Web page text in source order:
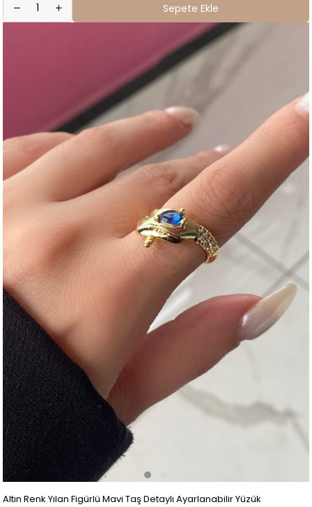
Sepete Ekle
Altın Renk Yılan Figürlü Mavi Taş Detaylı Ayarlanabilir Yüzük